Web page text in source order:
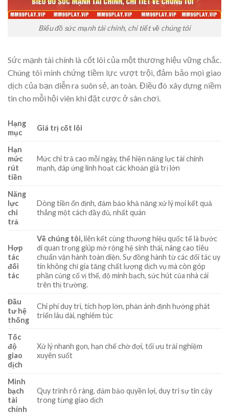
Biểu đồ sức mạnh tài chính, chi tiết về chúng tôi
Sức mạnh tài chính là cốt lõi của một thương hiệu vững chắc.
Chúng tôi minh chứng tiềm lực vượt trội, đảm bảo mọi giao
dịch của bạn diễn ra suôn sẻ, an toàn. Điều đó xây dựng niềm
tin cho mỗi hội viên khi đặt cược ở sân chơi.
Hạng
mục
Giá trị cốt lõi
Hạn
mức
rút
tiền
Mức chi trả cao mỗi ngày, thể hiện năng lực tài chính
mạnh, đáp ứng linh hoạt các khoản giá trị lớn
Năng
lực
chi
trả
Dòng tiền ổn định, đảm bảo khả năng xử lý mọi kết quả
thắng một cách đầy đủ, nhất quán
Hợp
tác
đối
tác
Về chúng tôi,liên kết cùng thương hiệu quốc tế là bước
đi quan trọng giúp mở rộng hệ sinh thái, nâng cao tiêu
chuẩn vận hành toàn diện. Sự đồng hành từ các đối tác uy
tín không chỉ gia tăng chất lượng dịch vụ mà còn góp
phần củng cố vị thế, độ minh bạch, sức hút của nhà cái
trên thị trường.
Đầu
tư hệ
thống
Chi phí duy trì, tích hợp lớn, phản ánh định hướng phát
triển lâu dài, nghiêm túc
Tốc
độ
giao
dịch
Xử lý nhanh gọn, hạn chế chờ đợi, tối ưu trải nghiệm
xuyên suốt
Minh
bạch
tài
chính
Quy trình rõ ràng, đảm bảo quyền lợi, duy trì sự tin cậy
trong từng giao dịch